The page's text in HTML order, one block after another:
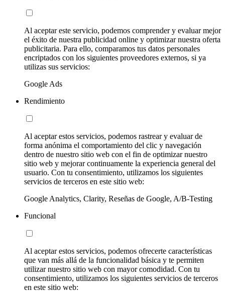
Al aceptar este servicio, podemos comprender y evaluar mejor
el éxito de nuestra publicidad online y optimizar nuestra oferta
publicitaria. Para ello, comparamos tus datos personales
encriptados con los siguientes proveedores externos, si ya
utilizas sus servicios:
Google Ads
Rendimiento
Al aceptar estos servicios, podemos rastrear y evaluar de
forma anónima el comportamiento del clic y navegación
dentro de nuestro sitio web con el fin de optimizar nuestro
sitio web y mejorar continuamente la experiencia general del
usuario. Con tu consentimiento, utilizamos los siguientes
servicios de terceros en este sitio web:
Google Analytics, Clarity, Reseñas de Google, A/B-Testing
Funcional
Al aceptar estos servicios, podemos ofrecerte características
que van más allá de la funcionalidad básica y te permiten
utilizar nuestro sitio web con mayor comodidad. Con tu
consentimiento, utilizamos los siguientes servicios de terceros
en este sitio web: